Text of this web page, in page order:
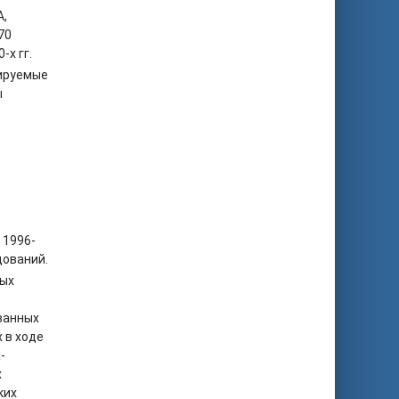
гг.
в ходе